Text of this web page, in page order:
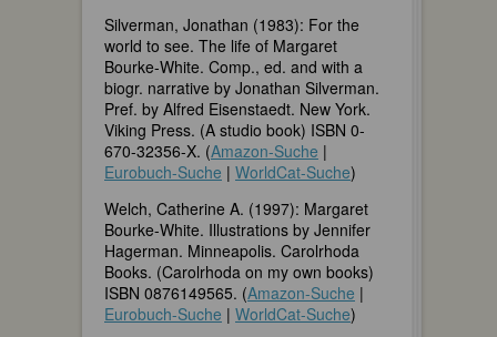
Silverman, Jonathan (1983): For the
world to see. The life of Margaret
Bourke-White. Comp., ed. and with a
biogr. narrative by Jonathan Silverman.
Pref. by Alfred Eisenstaedt. New York.
Viking Press. (A studio book) ISBN 0-
670-32356-X. (Amazon-Suche |
Eurobuch-Suche | WorldCat-Suche)
Welch, Catherine A. (1997): Margaret
Bourke-White. Illustrations by Jennifer
Hagerman. Minneapolis. Carolrhoda
Books. (Carolrhoda on my own books)
ISBN 0876149565. (Amazon-Suche |
Eurobuch-Suche | WorldCat-Suche)